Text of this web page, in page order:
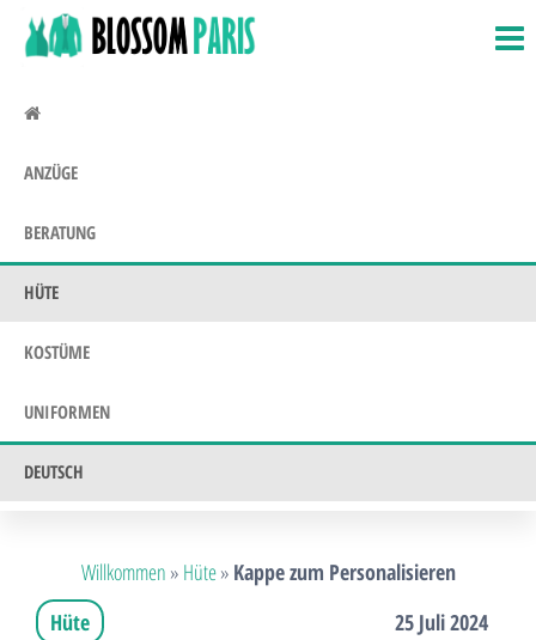
Inhalt
ANZÜGE
BERATUNG
HÜTE
KOSTÜME
UNIFORMEN
DEUTSCH
Willkommen » Hüte» Kappe zum Personalisieren
Hüte
25 Juli 2024